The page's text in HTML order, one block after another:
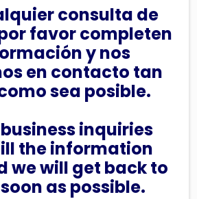
consulta de
favor completen
y nos
en contacto tan
sea posible.
inquiries
the information
we will get back to
as possible.